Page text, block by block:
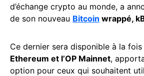
d’échange crypto au monde, a
de son nouveau Bitcoin wrappé,
Ce dernier sera disponible à la fois
Ethereum et l’OP Mainnet,
option pour ceux qui souhaitent